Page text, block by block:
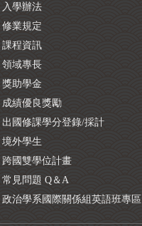
入學辦法
修業規定
課程資訊
領域專長
獎助學金
成績優良獎勵
出國修課學分登錄/採計
境外學生
跨國雙學位計畫
常見問題 Q＆A
政治學系國際關係組英語班專區